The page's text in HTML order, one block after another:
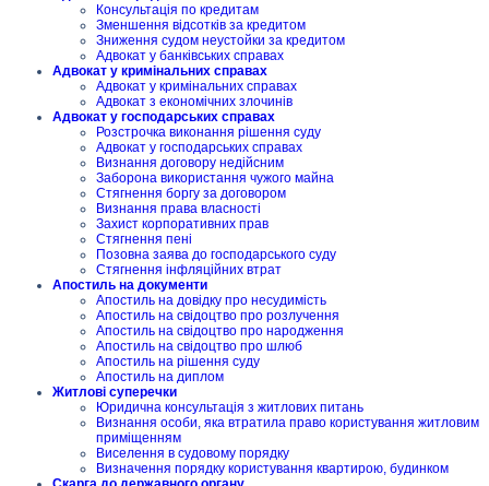
Консультація по кредитам
Зменшення відсотків за кредитом
Зниження судом неустойки за кредитом
Адвокат у банківських справах
Адвокат у кримінальних справах
Адвокат у кримінальних справах
Адвокат з економічних злочинів
Адвокат у господарських справах
Розстрочка виконання рішення суду
Адвокат у господарських справах
Визнання договору недійсним
Заборона використання чужого майна
Стягнення боргу за договором
Визнання права власності
Захист корпоративних прав
Стягнення пені
Позовна заява до господарського суду
Стягнення інфляційних втрат
Апостиль на документи
Апостиль на довідку про несудимість
Апостиль на свідоцтво про розлучення
Апостиль на свідоцтво про народження
Апостиль на свідоцтво про шлюб
Апостиль на рішення суду
Апостиль на диплом
Житлові суперечки
Юридична консультація з житлових питань
Визнання особи, яка втратила право користування житловим
приміщенням
Виселення в судовому порядку
Визначення порядку користування квартирою, будинком